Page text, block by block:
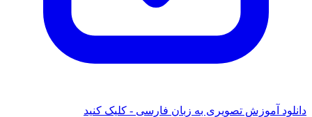
دانلود آموزش تصویری به زبان فارسی - کلیک کنید